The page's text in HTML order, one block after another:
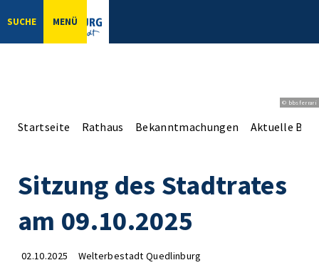
SUCHE MENÜ
© bbsferrari
Startseite Rathaus Bekanntmachungen Aktuelle
Sitzung des Stadtrates
am 09.10.2025
02.10.2025 Welterbestadt Quedlinburg